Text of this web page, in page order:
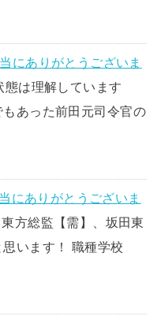
にありがとうございま
態は理解しています
あった前田元司令官の
にありがとうございま
方総監【需】、坂田東
います！ 職種学校